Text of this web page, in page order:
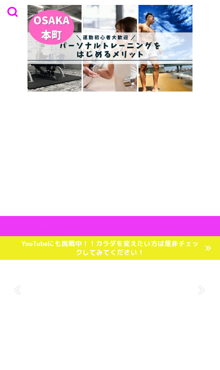
YouTubeにも挑戦中！！カラダを変えたい方は是非チェッ
クしてみてください！